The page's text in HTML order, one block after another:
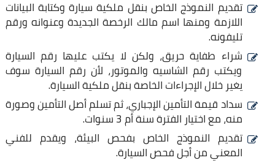
تقديم النموذج الخاص بنقل ملكية سيارة وكتابة البيانات
اللازمة ومنها اسم مالك الرخصة الجديدة وعنوانه ورقم
تليفونه.
شراء طفاية حريق، ولكن لا يكتب عليها رقم السيارة
ويكتب رقم الشاسيه والموتور، لأن رقم السيارة سوف
يغير خلال الإجراءات الخاصة بنقل ملكية السيارة.
سداد قيمة التأمين الإجباري، ثم تسلم أصل التأمين وصورة
منه، مع اختيار الفترة سنة أم 3 سنوات.
تقديم النموذج الخاص بفحص البيئة، ويقدم للفني
المعني من أجل فحص السيارة.